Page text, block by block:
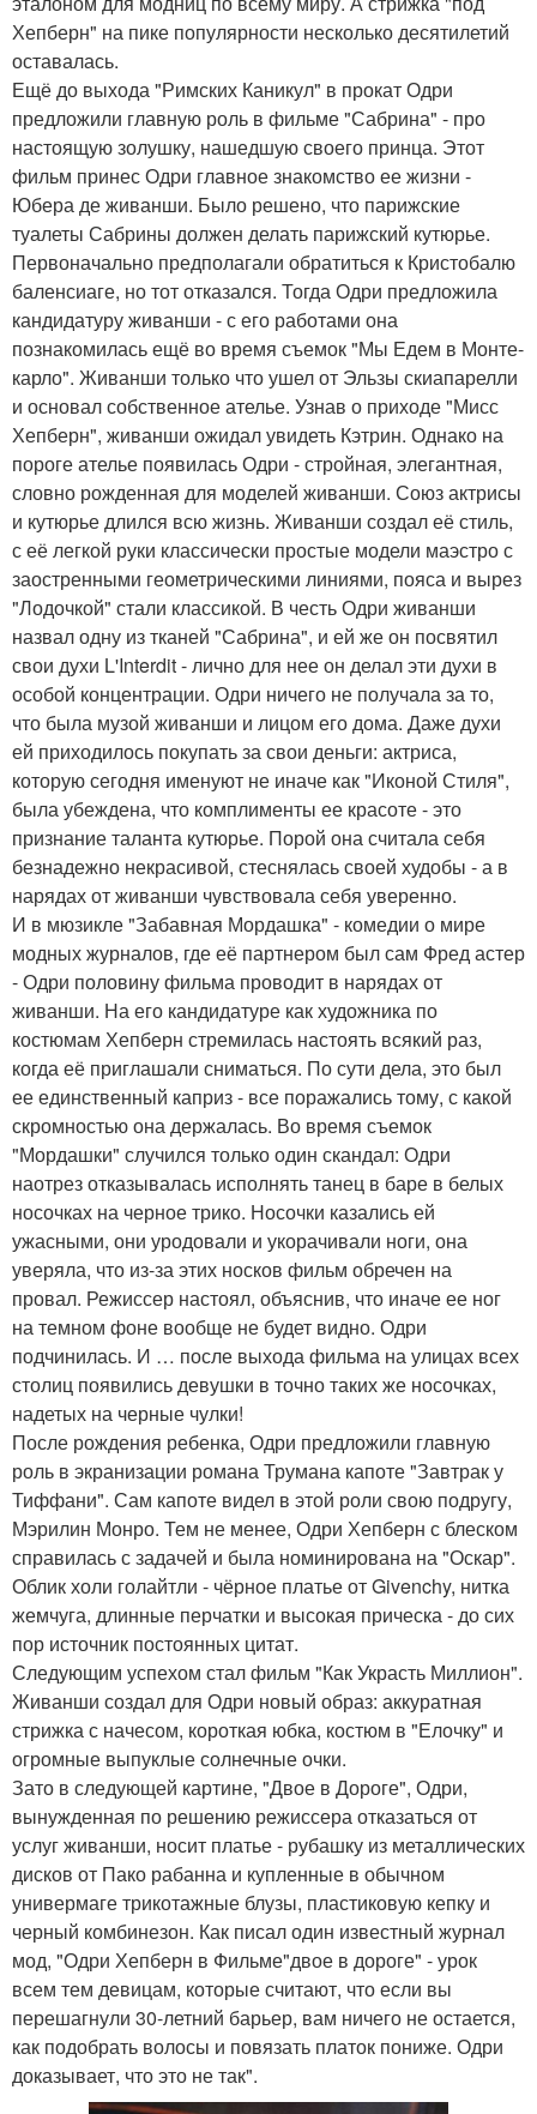
Хепберн" на пике популярности несколько десятилетий
оставалась.
Ещё до выхода "Римских Каникул" в прокат Одри
предложили главную роль в фильме "Сабрина" - про
настоящую золушку, нашедшую своего принца. Этот
фильм принес Одри главное знакомство ее жизни -
Юбера де живанши. Было решено, что парижские
туалеты Сабрины должен делать парижский кутюрье.
Первоначально предполагали обратиться к Кристобалю
баленсиаге, но тот отказался. Тогда Одри предложила
кандидатуру живанши - с его работами она
познакомилась ещё во время съемок "Мы Едем в Монте-
карло". Живанши только что ушел от Эльзы скиапарелли
и основал собственное ателье. Узнав о приходе "Мисс
Хепберн", живанши ожидал увидеть Кэтрин. Однако на
пороге ателье появилась Одри - стройная, элегантная,
словно рожденная для моделей живанши. Союз актрисы
и кутюрье длился всю жизнь. Живанши создал её стиль,
с её легкой руки классически простые модели маэстро с
заостренными геометрическими линиями, пояса и вырез
"Лодочкой" стали классикой. В честь Одри живанши
назвал одну из тканей "Сабрина", и ей же он посвятил
свои духи L'Interdit - лично для нее он делал эти духи в
особой концентрации. Одри ничего не получала за то,
что была музой живанши и лицом его дома. Даже духи
ей приходилось покупать за свои деньги: актриса,
которую сегодня именуют не иначе как "Иконой Стиля",
была убеждена, что комплименты ее красоте - это
признание таланта кутюрье. Порой она считала себя
безнадежно некрасивой, стеснялась своей худобы - а в
нарядах от живанши чувствовала себя уверенно.
И в мюзикле "Забавная Мордашка" - комедии о мире
модных журналов, где её партнером был сам Фред астер
- Одри половину фильма проводит в нарядах от
живанши. На его кандидатуре как художника по
костюмам Хепберн стремилась настоять всякий раз,
когда её приглашали сниматься. По сути дела, это был
ее единственный каприз - все поражались тому, с какой
скромностью она держалась. Во время съемок
"Мордашки" случился только один скандал: Одри
наотрез отказывалась исполнять танец в баре в белых
носочках на черное трико. Носочки казались ей
ужасными, они уродовали и укорачивали ноги, она
уверяла, что из-за этих носков фильм обречен на
провал. Режиссер настоял, объяснив, что иначе ее ног
на темном фоне вообще не будет видно. Одри
подчинилась. И … после выхода фильма на улицах всех
столиц появились девушки в точно таких же носочках,
надетых на черные чулки!
После рождения ребенка, Одри предложили главную
роль в экранизации романа Трумана капоте "Завтрак у
Тиффани". Сам капоте видел в этой роли свою подругу,
Мэрилин Монро. Тем не менее, Одри Хепберн с блеском
справилась с задачей и была номинирована на "Оскар".
Облик холи голайтли - чёрное платье от Givenchy, нитка
жемчуга, длинные перчатки и высокая прическа - до сих
пор источник постоянных цитат.
Следующим успехом стал фильм "Как Украсть Миллион".
Живанши создал для Одри новый образ: аккуратная
стрижка с начесом, короткая юбка, костюм в "Елочку" и
огромные выпуклые солнечные очки.
Зато в следующей картине, "Двое в Дороге", Одри,
вынужденная по решению режиссера отказаться от
услуг живанши, носит платье - рубашку из металлических
дисков от Пако рабанна и купленные в обычном
универмаге трикотажные блузы, пластиковую кепку и
черный комбинезон. Как писал один известный журнал
мод, "Одри Хепберн в Фильме"двое в дороге" - урок
всем тем девицам, которые считают, что если вы
перешагнули 30-летний барьер, вам ничего не остается,
как подобрать волосы и повязать платок пониже. Одри
доказывает, что это не так".